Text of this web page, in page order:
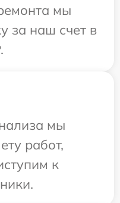
мы
за наш счет в
мы
работ,
к